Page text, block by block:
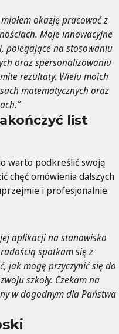
okazję pracować z
Moje innowacyjne
polegające na stosowaniu
oraz spersonalizowaniu
rezultaty. Wielu moich
matematycznych oraz
list
warto podkreślić swoją
chęć omówienia dalszych
i profesjonalnie.
aplikacji na stanowisko
spotkam się z
jak mogę przyczynić się do
szkoły. Czekam na
w dogodnym dla Państwa